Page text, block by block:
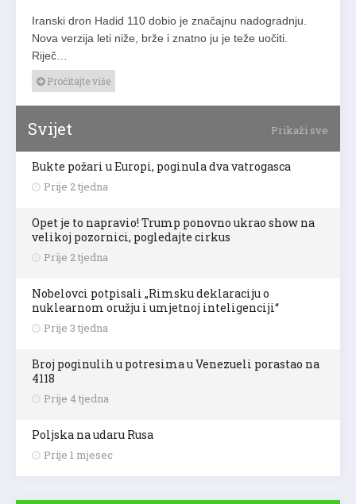
Iranski dron Hadid 110 dobio je značajnu nadogradnju.
Nova verzija leti niže, brže i znatno ju je teže uočiti.
Riječ…
Pročitajte više
Svijet Prikaži sve
Bukte požari u Europi, poginula dva vatrogasca
Prije 2 tjedna
Opet je to napravio! Trump ponovno ukrao show na
velikoj pozornici, pogledajte cirkus
Prije 2 tjedna
Nobelovci potpisali „Rimsku deklaraciju o
nuklearnom oružju i umjetnoj inteligenciji“
Prije 3 tjedna
Broj poginulih u potresima u Venezueli porastao na
4118
Prije 4 tjedna
Poljska na udaru Rusa
Prije 1 mjesec